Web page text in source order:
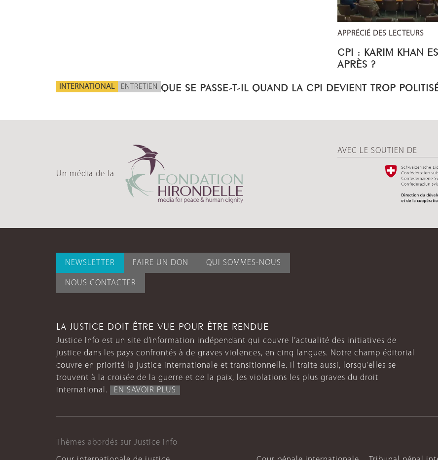
APPRÉCIÉ DES LECTEURS
CPI : KARIM KHAN
APRÈS ?
INTERNATIONAL ENTRETIEN QUE SE PASSE-T-IL QUAND LA CPI DEVIENT TROP
Un média de la
AVEC LE SOUTIEN DE
NEWSLETTER FAIRE UN DON QUI SOMMES-NOUS
NOUS CONTACTER
LA JUSTICE DOIT ÊTRE VUE POUR ÊTRE RENDUE
Justice Info est un site d’information indépendant qui couvre l’actualité des initiatives de
justice dans les pays confrontés à de graves violences, en cinq langues. Notre champ éditorial
couvre en priorité la justice internationale et transitionnelle. Il traite aussi, lorsqu’elles se
trouvent à la croisée de la guerre et de la paix, les violations les plus graves du droit
international.
EN SAVOIR PLUS
Thèmes abordés sur Justice info